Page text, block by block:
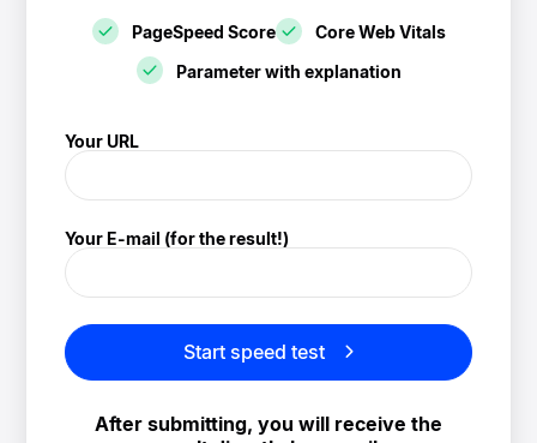
PageSpeed Score
Core Web Vitals
Parameter with explanation
(/speedtest)
Your URL
Your E-mail (for the result!)
Start speed test
After submitting, you will receive the